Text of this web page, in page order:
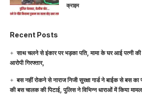
क्राइम
Recent Posts
साथ चलने से इंकार पर भड़का पति, मामा के घर आई पत्नी की
आरोपी गिरफ्तार,
बस नहीं रोकने से नाराज निजी सुरक्षा गार्ड ने बाईक से बस
की बस चालक की पिटाई, पुलिस ने विभिन्न धाराओं में किया